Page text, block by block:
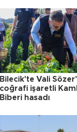
Bilecik'te Vali
coğrafi işaretli
Biberi hasadı